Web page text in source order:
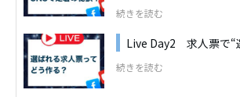
続きを読む
Live Day2 求人票で“
続きを読む